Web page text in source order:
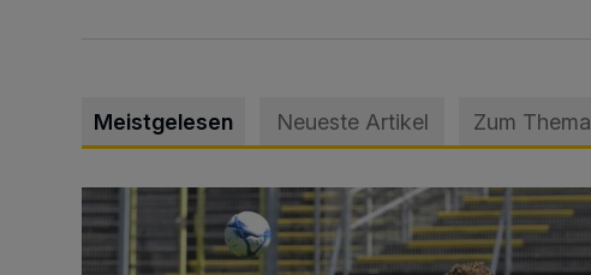
Meistgelesen Neueste Artikel Zum Thema
WSV: Übertragung im Barmer Bahnhof und klare Ansage